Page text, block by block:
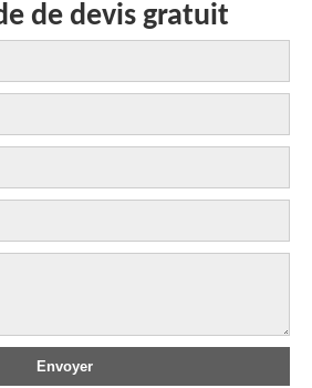
de devis gratuit